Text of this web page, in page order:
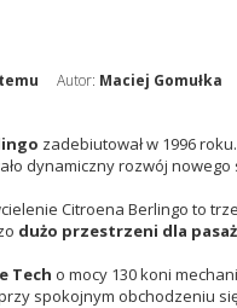
Autor: Maciej Gomułka
zadebiutował w 1996
dynamiczny rozwój
Citroena Berlingo to
dużo przestrzeni dla
Tech o mocy 130 koni
spokojnym obchodzeniu